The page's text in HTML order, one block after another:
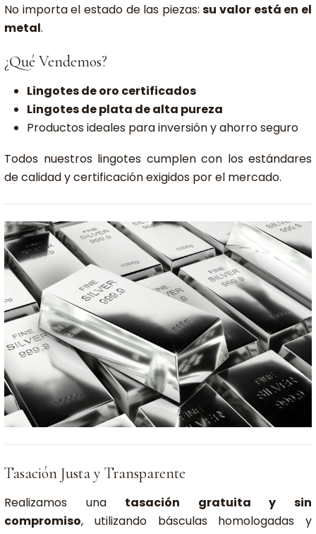
No importa el estado de las piezas:su valor está en el
metal.
¿Qué Vendemos?
Lingotes de oro certificados
Lingotes de plata de alta pureza
Productos ideales para inversión y ahorro seguro
Todos nuestros lingotes cumplen con los estándares
de calidad y certificación exigidos por el mercado.
Tasación Justa y Transparente
Realizamos una tasación gratuita y sin
compromiso, utilizando básculas homologadas y